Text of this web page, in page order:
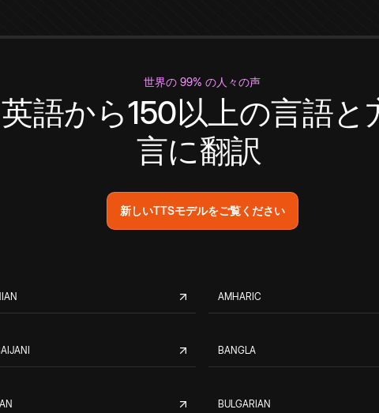
世界の 99% の人々の声
英語から150以上の言語と
言に翻訳
新しいTTSモデルをご覧ください
AMHARIC
BANGLA
BULGARIAN